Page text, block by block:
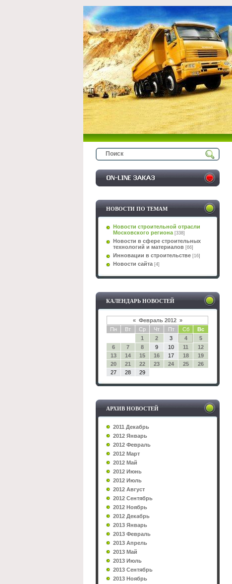
НОВОСТИ ПО ТЕМАМ
Новости строительной отрасли
Московского региона [338]
Новости в сфере строительных
технологий и материалов [66]
Инновации в строительстве [16]
Новости сайта [4]
КАЛЕНДАРЬ НОВОСТЕЙ
« Февраль 2012 »
Пн
Вт Ср Чт Пт Сб
Вс
1
2 3 4
5
6
7 8 9 10 11
12
13
14 15 16 17 18
19
20
21 22 23 24 25
26
27
28 29
АРХИВ НОВОСТЕЙ
2011 Декабрь
2012 Январь
2012 Февраль
2012 Март
2012 Май
2012 Июнь
2012 Июль
2012 Август
2012 Сентябрь
2012 Ноябрь
2012 Декабрь
2013 Январь
2013 Февраль
2013 Апрель
2013 Май
2013 Июль
2013 Сентябрь
2013 Ноябрь